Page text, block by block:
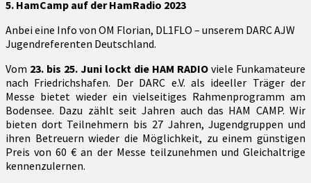
5. HamCamp auf der HamRadio 2023
Anbei eine Info von OM Florian, DL1FLO – unserem DARC AJW
Jugendreferenten Deutschland.
Vom 23. bis 25. Juni lockt die HAM RADIO viele Funkamateure
nach Friedrichshafen. Der DARC e.V. als ideeller Träger der
Messe bietet wieder ein vielseitiges Rahmenprogramm am
Bodensee. Dazu zählt seit Jahren auch das HAM CAMP. Wir
bieten dort Teilnehmern bis 27 Jahren, Jugendgruppen und
ihren Betreuern wieder die Möglichkeit, zu einem günstigen
Preis von 60 € an der Messe teilzunehmen und Gleichaltrige
kennenzulernen.